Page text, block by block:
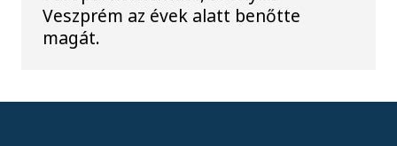
Veszprém az évek alatt benőtte
magát.